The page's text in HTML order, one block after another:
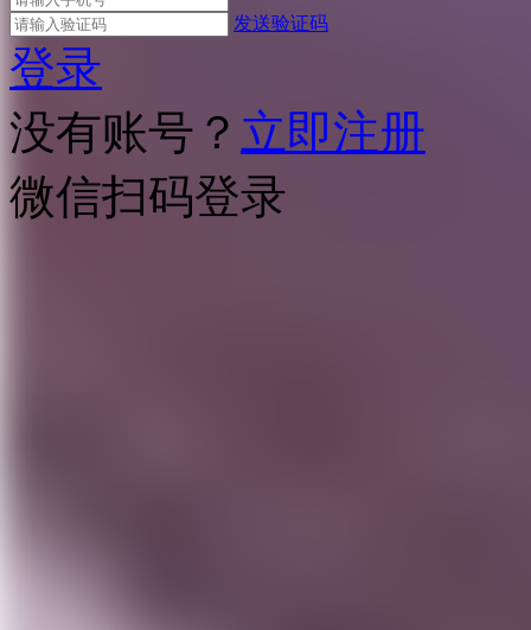
发送验证码
登录
没有账号？ 立即注册
微信扫码登录